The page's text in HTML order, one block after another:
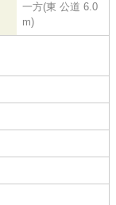
一方(東 公道 6.0
m)